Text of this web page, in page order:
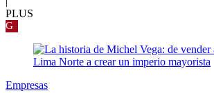
PLUS
G
Empresas